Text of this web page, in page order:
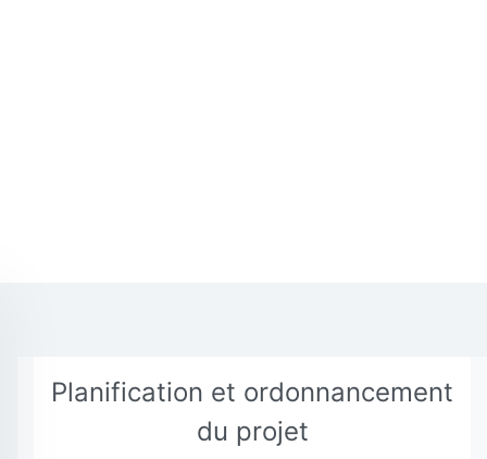
Planification et ordonnancement
du projet